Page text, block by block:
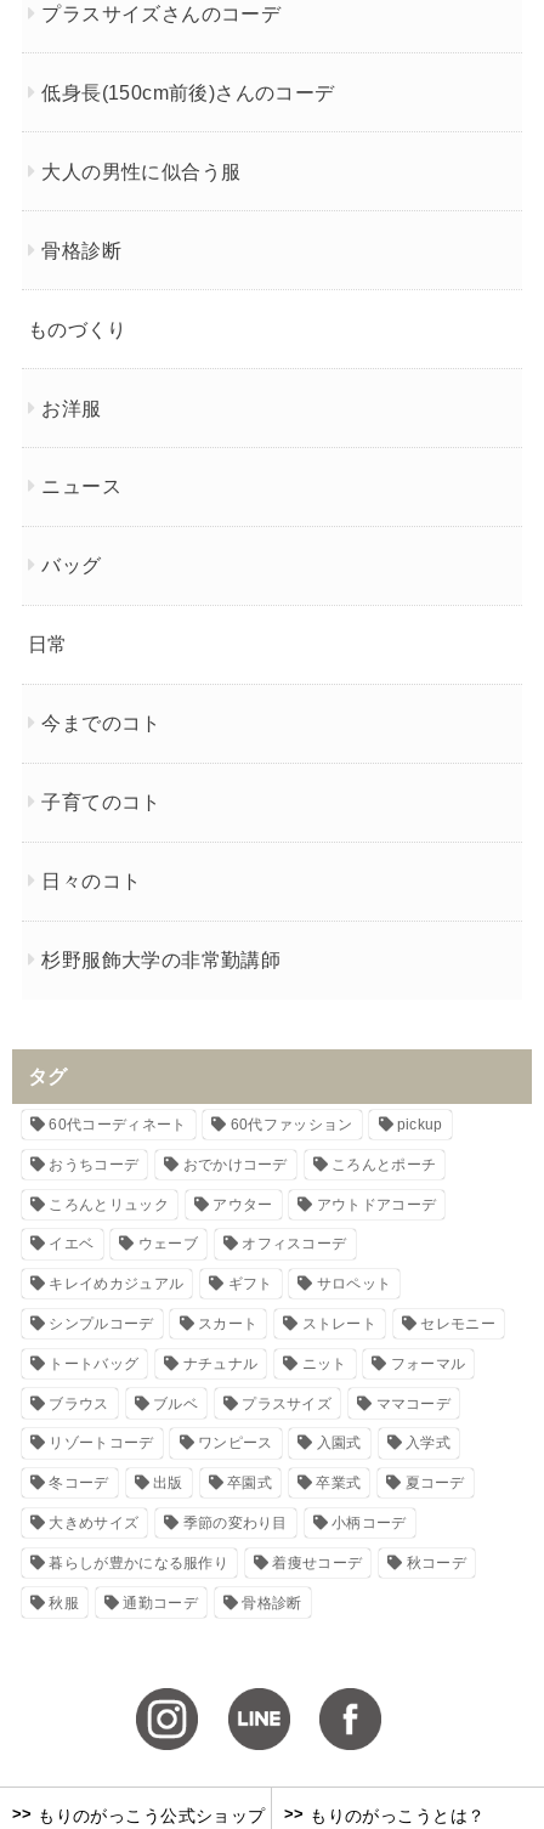
プラスサイズさんのコーデ
低身長(150cm前後)さんのコーデ
大人の男性に似合う服
骨格診断
ものづくり
お洋服
ニュース
バッグ
日常
今までのコト
子育てのコト
日々のコト
杉野服飾大学の非常勤講師
タグ
60代コーディネート 60代ファッション pickup
おうちコーデ おでかけコーデ ころんとポーチ
ころんとリュック アウター アウトドアコーデ
イエベ ウェーブ オフィスコーデ
キレイめカジュアル ギフト サロペット
シンプルコーデ スカート ストレート セレモニー
トートバッグ ナチュナル ニット フォーマル
ブラウス ブルベ プラスサイズ ママコーデ
リゾートコーデ ワンピース 入園式 入学式
冬コーデ 出版 卒園式 卒業式 夏コーデ
大きめサイズ 季節の変わり目 小柄コーデ
暮らしが豊かになる服作り 着痩せコーデ 秋コーデ
秋服 通勤コーデ 骨格診断
>> もりのがっこう公式ショップ >> もりのがっこうとは？